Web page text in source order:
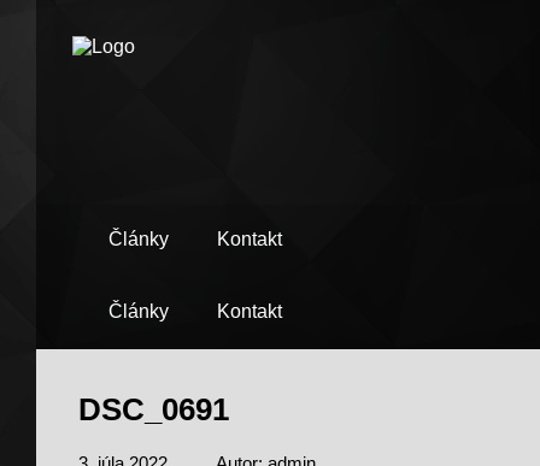
Články Kontakt
Články Kontakt
DSC_0691